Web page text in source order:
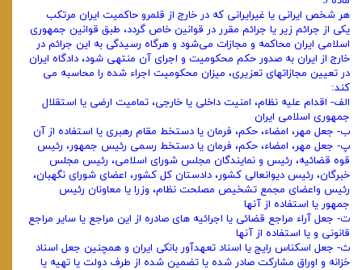
هر شخص ایرانی یا غیرایرانی که در خارج از قلمرو حاکمیت ایران مرتکب
یکی از جرائم زیر یا جرائم مقرر در قوانین خاص گردد، طبق قوانین جمهوری
اسلامی ایران محاکمه و مجازات می‌شود و هرگاه رسیدگی به این جرائم در
خارج از ایران به صدور حکم محکومیت و اجرای آن منتهی شود، دادگاه ایران
در تعیین مجازاتهای تعزیری، میزان محکومیت اجراء شده را محاسبه می
کند:
الف- اقدام علیه نظام، امنیت داخلی یا خارجی، تمامیت ارضی یا استقلال
جمهوری اسلامی ایران
ب- جعل مهر، امضاء، حکم، فرمان یا دستخط مقام رهبری یا استفاده از آن
پ- جعل مهر، امضاء، حکم، فرمان یا دستخط رسمی رئیس جمهور، رئیس
قوه قضائیه، رئیس و نمایندگان مجلس شورای اسلامی، رئیس مجلس
خبرگان، رئیس دیوانعالی کشور، دادستان کل کشور، اعضای شورای نگهبان،
رئیس واعضای مجمع تشخیص مصلحت نظام، وزرا یا معاونان رئیس
جمهور یا استفاده از آنها
ت- جعل آراء مراجع قضائی یا اجرائیه های صادره از این مراجع یا سایر مراجع
قانونی و یا استفاده از آنها
ث- جعل اسکناس رایج یا اسناد تعهدآور بانکی ایران و همچنین جعل اسناد
خزانه و اوراق مشارکت صادر شده یا تضمین شده از طرف دولت یا تهیه یا